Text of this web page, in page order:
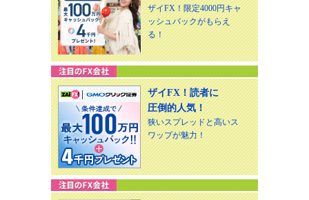
ザイFX！限定4000円キャ
ッシュバックがもらえ
る！
ザイFX！読者に
圧倒的人気！
狭いスプレッドと高いス
ワップが魅力！